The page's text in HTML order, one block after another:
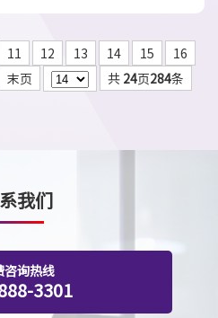
11 12 13 14 15
16
末页 共 24页284条
我们
咨询热线
3301